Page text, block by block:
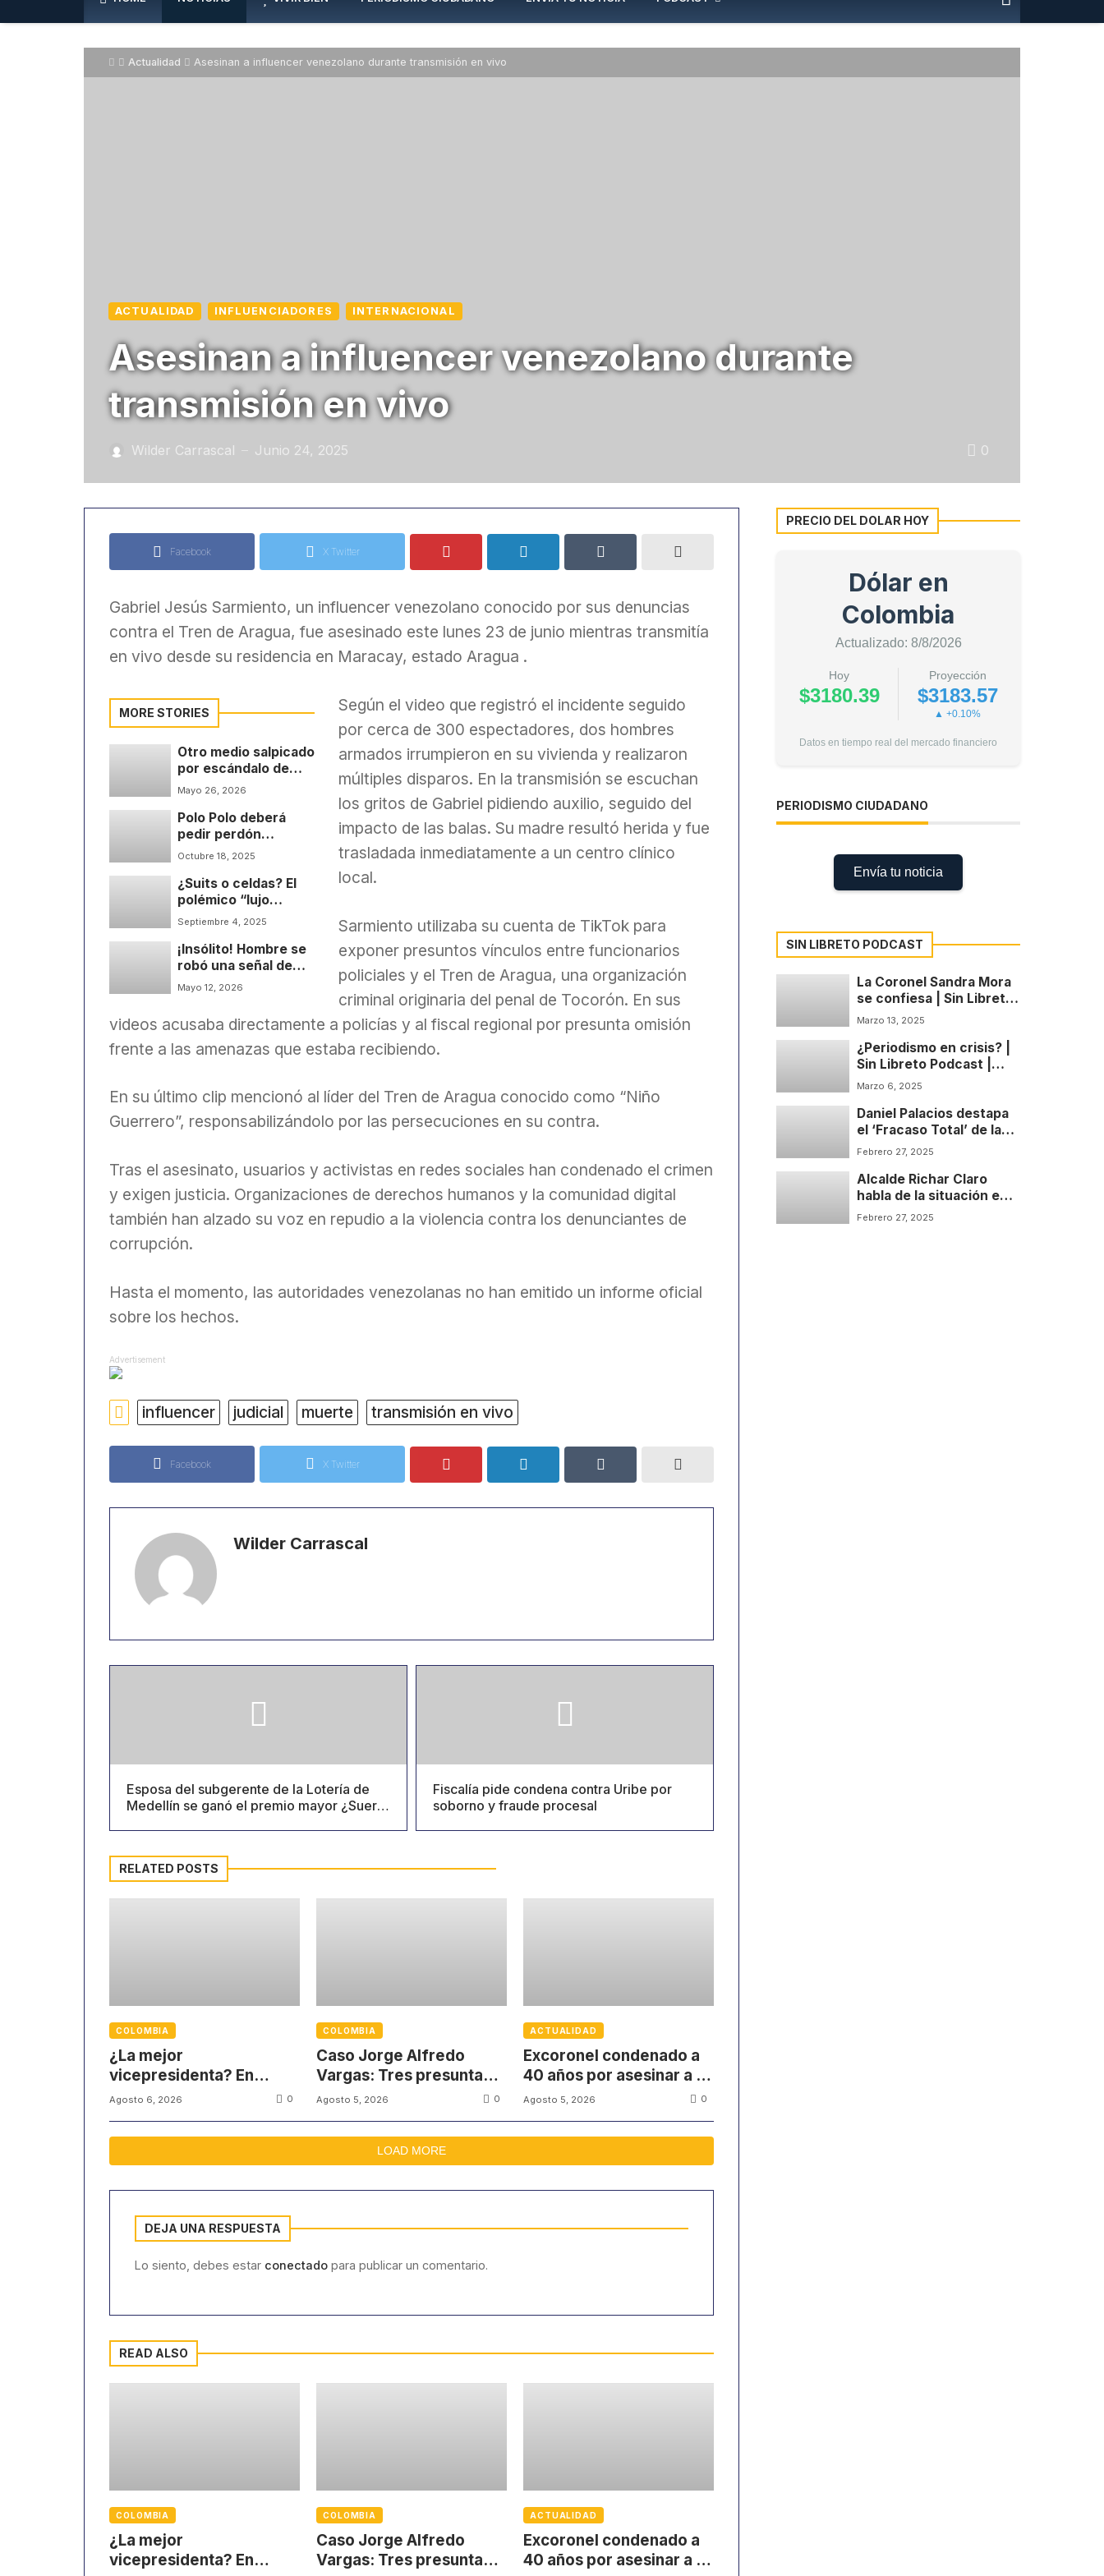
Actualidad Asesinan a influencer venezolano durante transmisión en vivo
ACTUALIDAD INFLUENCIADORES INTERNACIONAL
Asesinan a influencer venezolano durante
transmisión en vivo
Wilder Carrascal — Junio 24, 2025 0
Facebook X Twitter
Gabriel Jesús Sarmiento, un influencer venezolano conocido por sus denuncias
contra el Tren de Aragua, fue asesinado este lunes 23 de junio mientras transmitía
en vivo desde su residencia en Maracay, estado Aragua .
MORE STORIES
Otro medio salpicado
por escándalo de
acoso
Mayo 26, 2026
Polo Polo deberá
pedir perdón
públicamente
Octubre 18, 2025
¿Suits o celdas? El
polémico “lujo
carcelario” de Epa
Septiembre 4, 2025
¡Insólito! Hombre se
robó una señal de
Pare e intentó
TransMilenio
Mayo 12, 2026
Según el video que registró el incidente seguido
por cerca de 300 espectadores, dos hombres
armados irrumpieron en su vivienda y realizaron
múltiples disparos. En la transmisión se escuchan
los gritos de Gabriel pidiendo auxilio, seguido del
impacto de las balas. Su madre resultó herida y fue
trasladada inmediatamente a un centro clínico
local.
Sarmiento utilizaba su cuenta de TikTok para
exponer presuntos vínculos entre funcionarios
policiales y el Tren de Aragua, una organización
criminal originaria del penal de Tocorón. En sus
videos acusaba directamente a policías y al fiscal regional por presunta omisión
frente a las amenazas que estaba recibiendo.
En su último clip mencionó al líder del Tren de Aragua conocido como “Niño
Guerrero”, responsabilizándolo por las persecuciones en su contra.
Tras el asesinato, usuarios y activistas en redes sociales han condenado el crimen
y exigen justicia. Organizaciones de derechos humanos y la comunidad digital
también han alzado su voz en repudio a la violencia contra los denunciantes de
corrupción.
Hasta el momento, las autoridades venezolanas no han emitido un informe oficial
sobre los hechos.
Advertisement
influencer judicial muerte transmisión en vivo
Facebook X Twitter
Wilder Carrascal
Esposa del subgerente de la Lotería de
Medellín se ganó el premio mayor ¿Suerte
Fiscalía pide condena contra Uribe por
soborno y fraude procesal
RELATED POSTS
COLOMBIA
¿La mejor
vicepresidenta? En
redes sociales
Agosto 6, 2026 0
COLOMBIA
Caso Jorge Alfredo
Vargas: Tres presuntas
víctimas no quieren
Agosto 5, 2026 0
ACTUALIDAD
Excoronel condenado a
40 años por asesinar a un
firmante del Acuerdo de
Agosto 5, 2026 0
LOAD MORE
DEJA UNA RESPUESTA
Lo siento, debes estar conectado para publicar un comentario.
READ ALSO
COLOMBIA
¿La mejor
vicepresidenta? En
COLOMBIA
Caso Jorge Alfredo
Vargas: Tres presuntas
ACTUALIDAD
Excoronel condenado a
40 años por asesinar a un
PRECIO DEL DOLAR HOY
Dólar en
Colombia
Actualizado: 8/8/2026
Hoy
$3180.39
Proyección
$3183.57
▲ +0.10%
Datos en tiempo real del mercado financiero
PERIODISMO CIUDADANO
Envía tu noticia
SIN LIBRETO PODCAST
La Coronel Sandra Mora
se confiesa | Sin Libreto
Podcast | Temp: 1 Cap: 4
Marzo 13, 2025
¿Periodismo en crisis? |
Sin Libreto Podcast |
Temp: 1 Cap: 3
Marzo 6, 2025
Daniel Palacios destapa
el ‘Fracaso Total’ de la
Paz de Petro | Sin Libreto
Febrero 27, 2025
Alcalde Richar Claro
habla de la situación en
Tibú y el Catatumbo | Sin
Febrero 27, 2025